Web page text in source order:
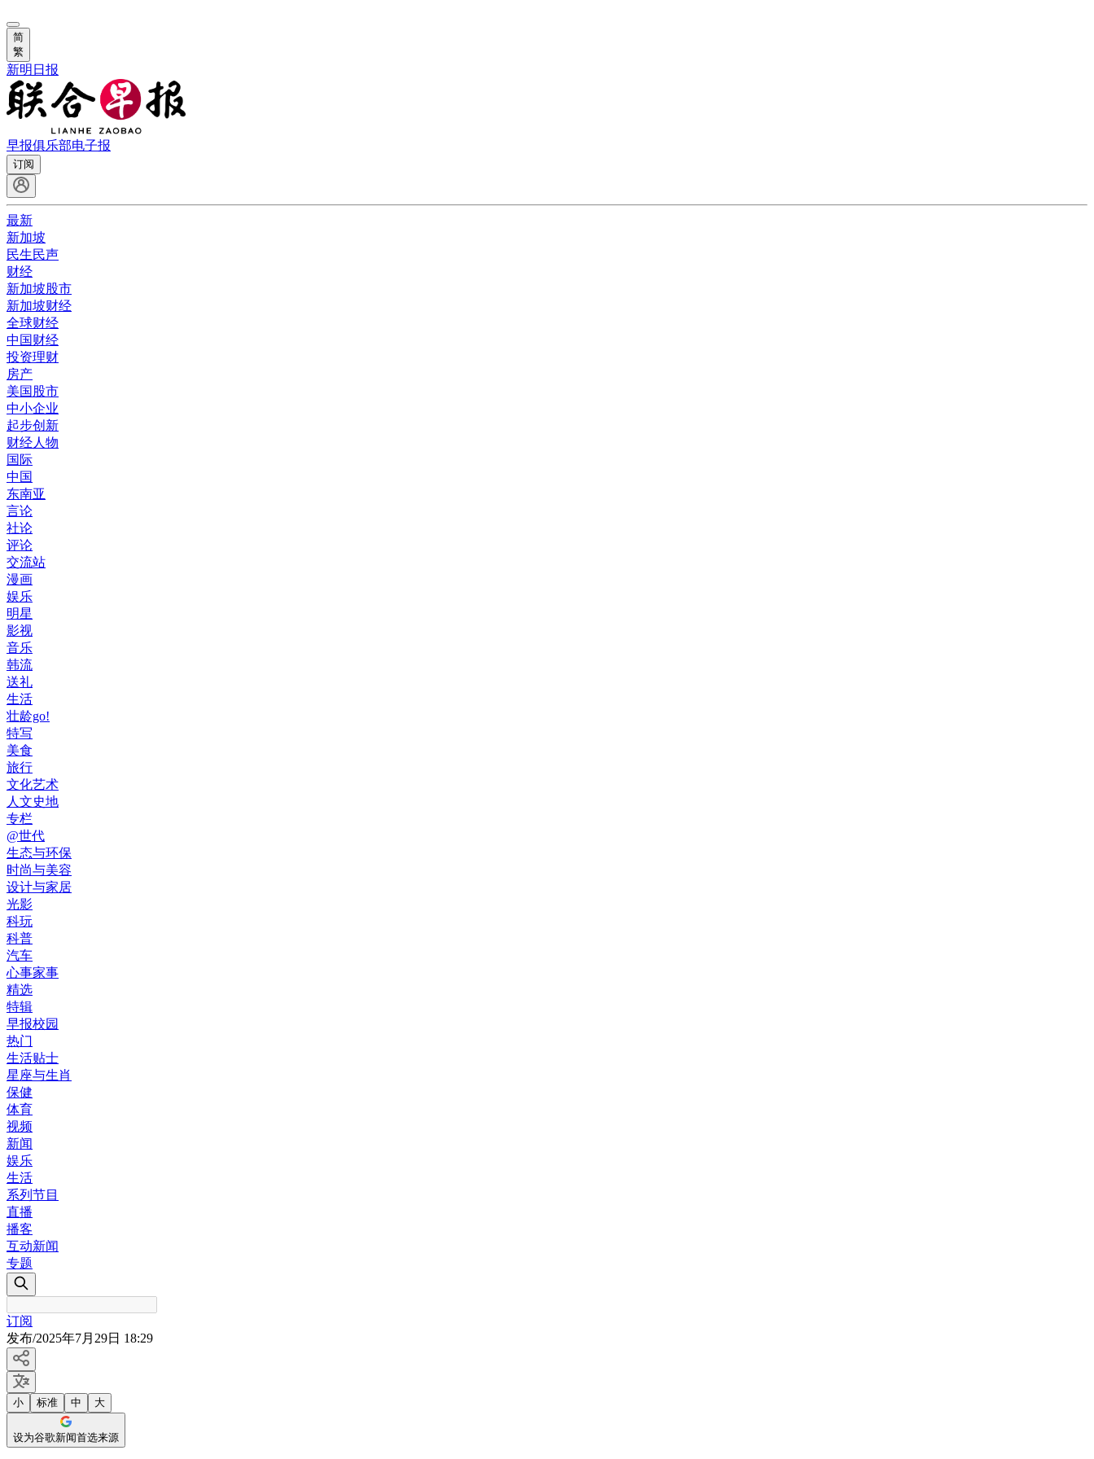
简
繁
新明日报
早报俱乐部电子报
订阅
最新
新加坡
民生民声
财经
新加坡股市
新加坡财经
全球财经
中国财经
投资理财
房产
美国股市
中小企业
起步创新
财经人物
国际
中国
东南亚
言论
社论
评论
交流站
漫画
娱乐
明星
影视
音乐
韩流
送礼
生活
壮龄go!
特写
美食
旅行
文化艺术
人文史地
专栏
@世代
生态与环保
时尚与美容
设计与家居
光影
科玩
科普
汽车
心事家事
精选
特辑
早报校园
热门
生活贴士
星座与生肖
保健
体育
视频
新闻
娱乐
生活
系列节目
直播
播客
互动新闻
专题
订阅
发布/2025年7月29日 18:29
小 标准 中 大
设为谷歌新闻首选来源